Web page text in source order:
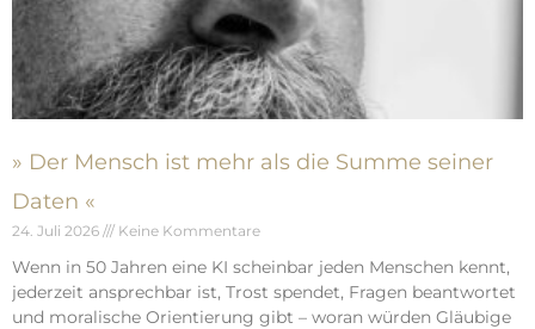
» Der Mensch ist mehr als die Summe seiner
Daten «
24. Juli 2026 Keine Kommentare
Wenn in 50 Jahren eine KI scheinbar jeden Menschen kennt,
jederzeit ansprechbar ist, Trost spendet, Fragen beantwortet
und moralische Orientierung gibt – woran würden Gläubige